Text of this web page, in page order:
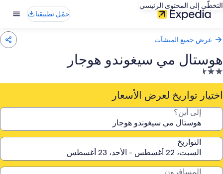
التخطّي إلى المحتوى الرئيسي
حمّل تطبيقنا
عرض جميع المنشآت
هوستال مي سيغوندو هوجار
منشأة
فندقية
مصنفة
2.5
اختيار تواريخ لعرض الأسعار
إلى أين؟
التواريخ
المسافرون